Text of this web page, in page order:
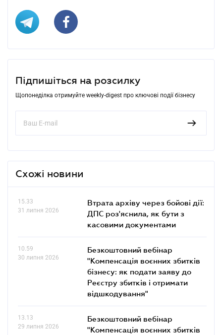
Підпишіться на розсилку
Щопонеділка отримуйте weekly-digest про ключові події бізнесу
Схожі новини
15.33
31 липня 2026
Втрата архіву через бойові дії:
ДПС роз'яснила, як бути з
касовими документами
10.59
30 липня 2026
Безкоштовний вебінар
"Компенсація воєнних збитків
бізнесу: як подати заяву до
Реєстру збитків і отримати
відшкодування"
13.13
29 липня 2026
Безкоштовний вебінар
"Компенсація воєнних збитків